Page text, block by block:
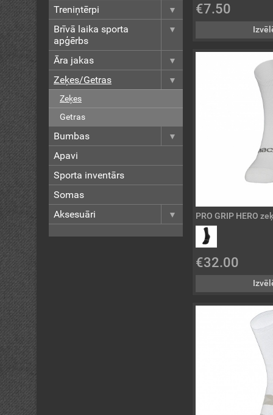
Treniņtērpi
Brīvā laika sporta
apģērbs
Āra jakas
Zeķes/Getras
Zeķes
Getras
Bumbas
Apavi
Sporta inventārs
Somas
Aksesuāri
€7.50
PRO GRIP HERO
€32.00